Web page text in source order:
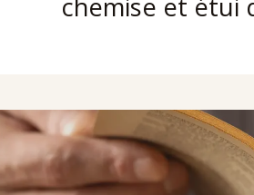
chemise et étui